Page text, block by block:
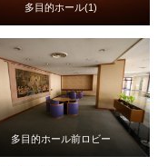
多目的ホール(1)
多目的ホール前ロビー